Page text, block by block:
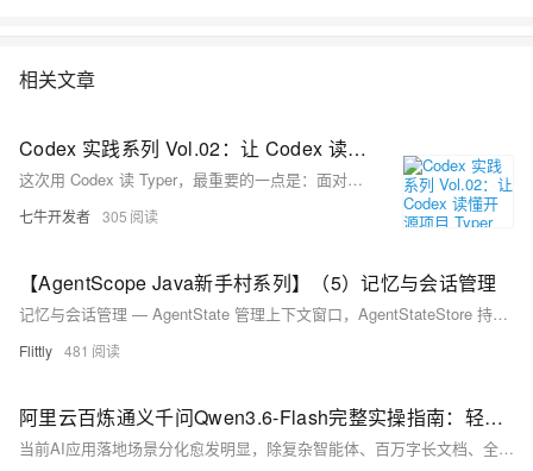
相关文章
Codex 实践系列 Vol.02：让 Codex 读懂开源项目 Typer
这次用 Codex 读 Typer，最重要的一点是：面对一个新项目，第一步先别急着让它写代码。比较稳妥的做法，是先让 Codex 读目录、找入口、解释核心文件，再沿着一个具体功能追下去，最后通过测试理解项目如何验证行为。
七牛开发者 305
【AgentScope Java新手村系列】（5）记忆与会话管理
记忆与会话管理 — AgentState 管理上下文窗口，AgentStateStore 持久化，RuntimeContext.sessionId 隔离多用户会话。
Flittly 481
阿里云百炼通义千问Qwen3.6-Flash完整实操指南：轻量化旗舰功能特性、落地优势与分层优惠订阅方案详解
当前AI应用落地场景分化愈发明显，除复杂智能体、百万字长文档、全栈大型工程开发等高门槛业务外，大量企业存在高频轻量问答、实时客服对话、短文本批量生成、简单数据提取、前端实时交互等标准化轻量化需求。这类场景单日调用频次可达数万乃至数十万次，对接口响应延迟、单轮调用成本、并发承载能力有极高要求，若选用高规格旗舰模型会造成算力预算严重浪费，而普通基础轻量化模型又存在逻辑推理弱、工具调用不稳定、短文本输出质量差等短板。